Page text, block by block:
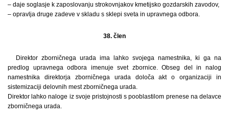
– daje soglasje k zaposlovanju strokovnjakov kmetijsko gozdarskih zavodov,
– opravlja druge zadeve v skladu s sklepi sveta in upravnega odbora.
38. člen
Direktor zborničnega urada ima lahko svojega namestnika, ki ga na
predlog upravnega odbora imenuje svet zbornice. Obseg del in nalog
namestnika direktorja zborničnega urada določa akt o organizaciji in
sistemizaciji delovnih mest zborničnega urada.
Direktor lahko naloge iz svoje pristojnosti s pooblastilom prenese na delavce
zborničnega urada.